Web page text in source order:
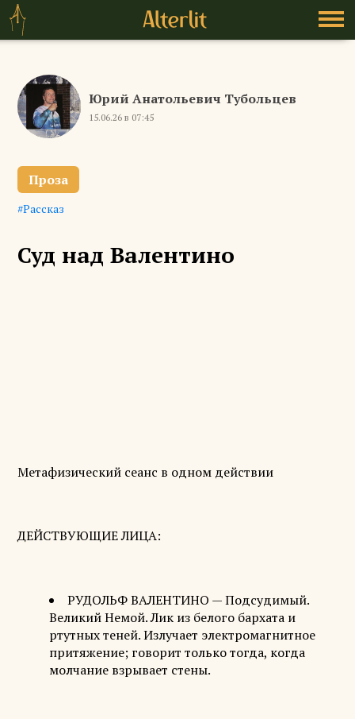
Юрий Анатольевич Тубольцев
15.06.26 в 07:45
Проза
Рассказ
Суд над Валентино
Метафизический сеанс в одном действии
ДЕЙСТВУЮЩИЕ ЛИЦА:
РУДОЛЬФ ВАЛЕНТИНО — Подсудимый.
Великий Немой. Лик из белого бархата и
ртутных теней. Излучает электромагнитное
притяжение; говорит только тогда, когда
молчание взрывает стены.